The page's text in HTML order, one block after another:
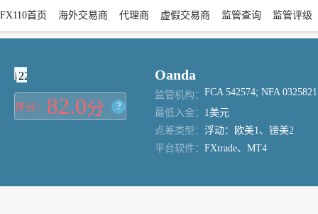
FX110首页 海外交易商 代理商 虚假交易商 监管查询 监管评级
22
评分： 82.0分 ?
Oanda
监管机构： FCA 542574; NFA
最低入金： 1美元
点差类型： 浮动：欧美1、镑美2
平台软件： FXtrade、MT4